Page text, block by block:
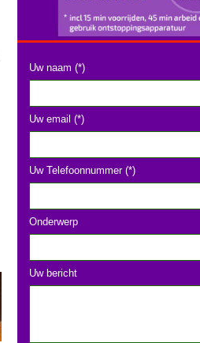
Uw naam (*)
Uw email (*)
Uw Telefoonnummer (*)
Onderwerp
Uw bericht